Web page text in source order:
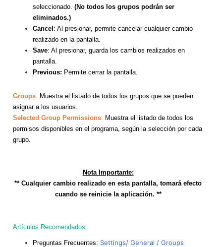
seleccionado. (No todos los grupos podrán ser
eliminados.)
Cancel: Al presionar, permite cancelar cualquier cambio
realizado en la pantalla.
Save: Al presionar, guarda los cambios realizados en
pantalla.
Previous: Permite cerrar la pantalla.
Groups: Muestra el listado de todos los grupos que se pueden
asignar a los usuarios.
Selected Group Permissions: Muestra el listado de todos los
permisos disponibles en el programa, según la selección por cada
grupo.
Nota Importante:
** Cualquier cambio realizado en esta pantalla, tomará efecto
cuando se reinicie la aplicación. **
Artículos Recomendados:
Preguntas Frecuentes: Settings/ General / Groups